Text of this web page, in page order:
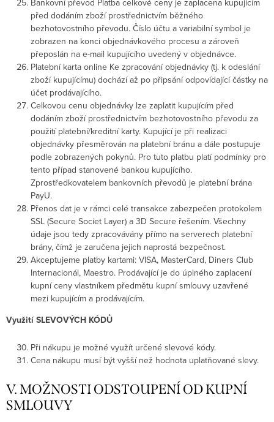
před dodáním zboží prostřednictvím běžného
bezhotovostního převodu. Číslo účtu a variabilní symbol je
zobrazen na konci objednávkového procesu a zároveň
přeposlán na e-mail kupujícího uvedený v objednávce.
Platební karta online Ke zpracování objednávky (tj. k odeslání
zboží kupujícímu) dochází až po připsání odpovídající částky na
účet prodávajícího.
Celkovou cenu objednávky lze zaplatit kupujícím před
dodáním zboží prostřednictvím bezhotovostního převodu za
použití platební/kreditní karty. Kupující je při realizaci
objednávky přesměrován na platební bránu a dále postupuje
podle zobrazených pokynů. Pro tuto platbu platí podmínky pro
tento případ stanovené bankou kupujícího.
Zprostředkovatelem bankovních převodů je platební brána
PayU.
Přenos dat je v rámci celé transakce zabezpečen protokolem
SSL (Secure Societ Layer) a 3D Secure řešením. Všechny
údaje jsou tedy zpracovávány přímo na serverech platební
brány, čímž je zaručena jejich naprostá bezpečnost.
Akceptujeme platby kartami: VISA, MasterCard, Diners Club
Internacionál, Maestro. Prodávající je do úplného zaplacení
kupní ceny vlastníkem předmětu kupní smlouvy uzavřené
mezi kupujícím a prodávajícím.
Využití SLEVOVÝCH KÓDŮ
Při nákupu je možné využít určené slevové kódy.
Cena nákupu musí být vyšší než hodnota uplatňované slevy.
V. MOŽNOSTI ODSTOUPENÍ OD KUPNÍ
SMLOUVY